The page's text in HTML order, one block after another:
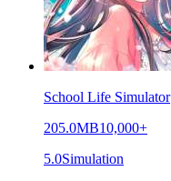
School Life Simulator
205.0MB10,000+
5.0Simulation